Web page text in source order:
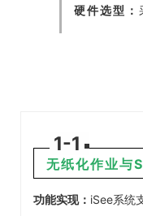
硬件选型：
1-1
无纸化作业与
功能实现： iSee系统